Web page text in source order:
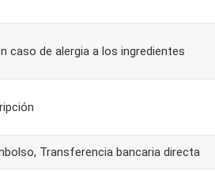
caso de alergia a los ingredientes
Transferencia bancaria directa